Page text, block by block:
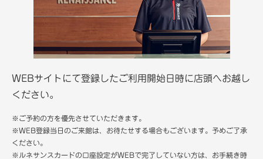
WEBサイトにて登録したご利用開始日時に店頭へお越し
ください。
※ご予約の方を優先させていただきます。
※WEB登録当日のご来館は、お待たせする場合もございます。予めご了承
ください。
※ルネサンスカードの口座設定がWEBで完了していない方は、お手続き時